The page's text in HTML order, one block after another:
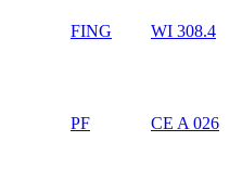
FING WI 308.4
PF CE A 026